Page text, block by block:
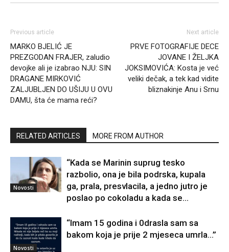
Previous article
MARKO BJELIĆ JE
PREZGODAN FRAJER, zaludio
devojke ali je izabrao NJU: SIN
DRAGANE MIRKOVIĆ
ZALJUBLJEN DO UŠIJU U OVU
DAMU, šta će mama reći?
Next article
PRVE FOTOGRAFIJE DECE
JOVANE I ŽELJKA
JOKSIMOVIĆA: Kosta je već
veliki dečak, a tek kad vidite
bliznakinje Anu i Srnu
RELATED ARTICLES MORE FROM AUTHOR
Novosti
“Kada se Marinin suprug tesko
razbolio, ona je bila podrska, kupala
ga, prala, presvlacila, a jedno jutro je
poslao po cokoladu a kada se...
Novosti
“Imam 15 godina i 0drasla sam sa
bakom koja je prije 2 mjeseca umrla…”